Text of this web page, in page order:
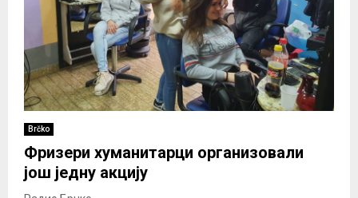
Brčko
Фризери хуманитарци организовали
још једну акцију